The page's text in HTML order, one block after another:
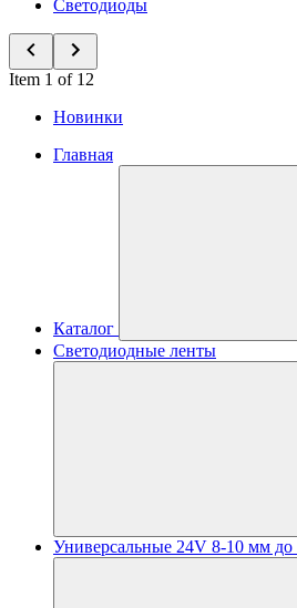
Светодиоды
Item 1 of 12
Новинки
Главная
Каталог
Светодиодные ленты
Универсальные 24V 8-10 мм до